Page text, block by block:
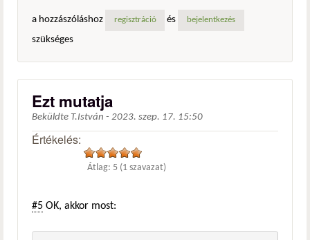
a hozzászóláshoz regisztráció és bejelentkezés
szükséges
Ezt mutatja
Beküldte T.István - 2023. szep. 17. 15:50
Értékelés:
Átlag: 5 (1 szavazat)
#5 OK, akkor most: